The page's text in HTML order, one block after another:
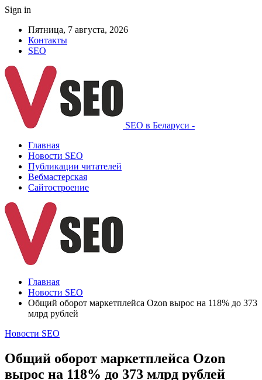
Sign in
Пятница, 7 августа, 2026
Контакты
SEO
SEO в Беларуси -
Главная
Новости SEO
Публикации читателей
Вебмастерская
Сайтостроение
Главная
Новости SEO
Общий оборот маркетплейса Ozon вырос на 118% до 373
млрд рублей
Новости SEO
Общий оборот маркетплейса Ozon
вырос на 118% до 373 млрд рублей